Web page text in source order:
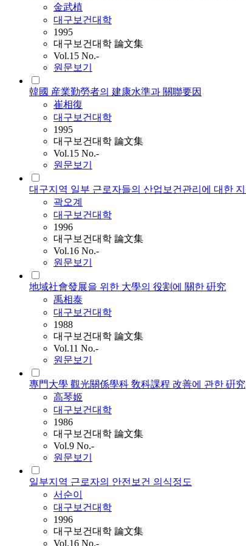
金武植
대구보건대학
1995
대구보건대학 論文集
Vol.15 No.-
원문보기
韓國 産業勤勞者의 建康水準과 關聯要因
崔相復
대구보건대학
1995
대구보건대학 論文集
Vol.15 No.-
원문보기
대구지역 일부 근로자들의 산업보건관리에 대한
곽오계
대구보건대학
1996
대구보건대학 論文集
Vol.16 No.-
원문보기
地域社會發展을 위한 大學의 役割에 關한 硏究
禹相泰
대구보건대학
1988
대구보건대학 論文集
Vol.11 No.-
원문보기
專門大學 觀光關係學科 敎科課程 改善에 관한 硏究
高琴姬
대구보건대학
1986
대구보건대학 論文集
Vol.9 No.-
원문보기
일부지역 근로자의 안전보건 의식정도
서순이
대구보건대학
1996
대구보건대학 論文集
Vol.16 No.-